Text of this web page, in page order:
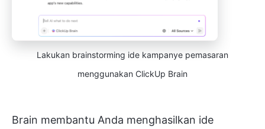
Lakukan brainstorming ide kampanye pemasaran
menggunakan ClickUp Brain
Brain membantu Anda menghasilkan ide